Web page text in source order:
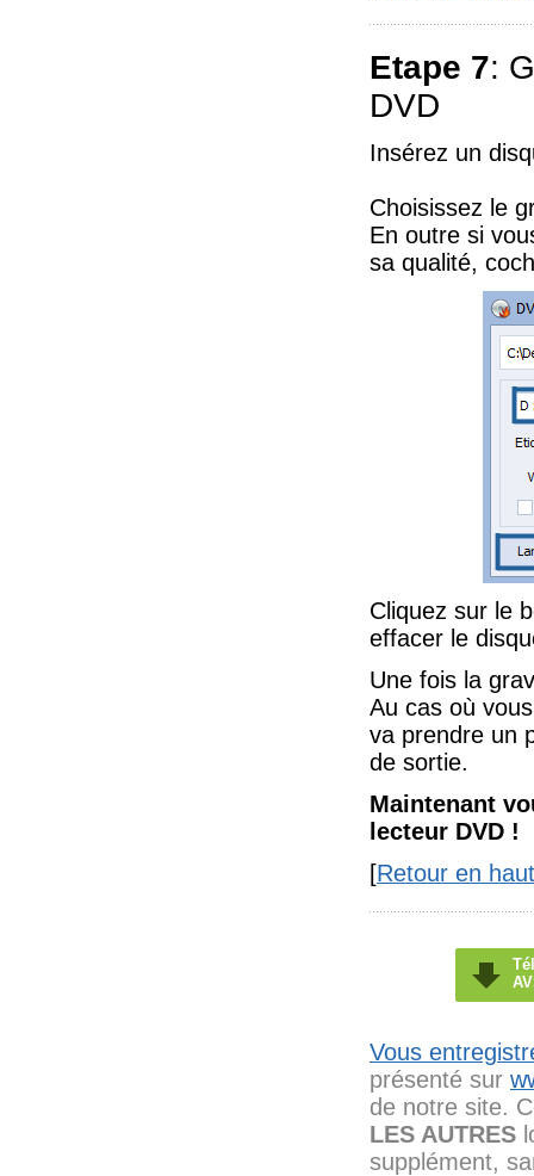
Etape 7:
DVD
Insérez un
Choisissez le
En outre si
sa qualité,
Cliquez sur le
effacer le
Une fois la
Au cas où
va prendre un
de sortie.
Maintenant
lecteur DVD !
[Retour en haut
Vous
présenté sur
de notre site.
LES AUTRES
supplément,